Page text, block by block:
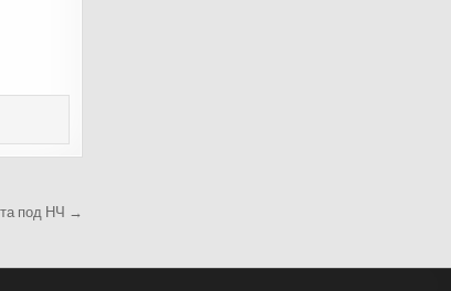
под НЧ →